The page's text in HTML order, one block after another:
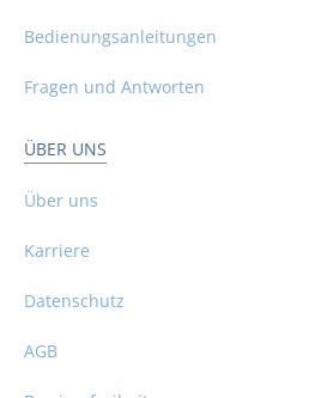
Bedienungsanleitungen
Fragen und Antworten
ÜBER UNS
Über uns
Karriere
Datenschutz
AGB